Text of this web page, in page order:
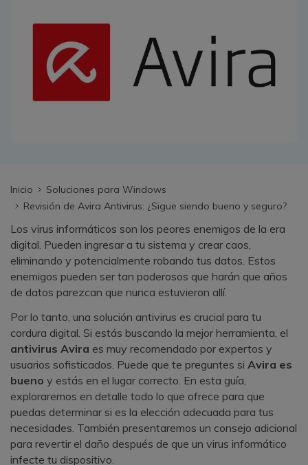
Recoverit Gratis
Recupera datos perdidos/eliminados gratis
Repairit - Reparar Datos
UBackit - Respaldar Datos
Inicio
Soluciones para Windows
Revisión de Avira Antivirus: ¿Sigue siendo bueno y seguro?
Los virus informáticos son los peores enemigos de la era
digital. Pueden ingresar a tu sistema y crear caos,
eliminando y potencialmente robando tus datos. Estos
enemigos pueden ser tan poderosos que harán que años
de datos parezcan que nunca estuvieron allí.
Por lo tanto, una solución antivirus es crucial para tu
cordura digital. Si estás buscando la mejor herramienta, el
antivirus Avira es muy recomendado por expertos y
usuarios sofisticados. Puede que te preguntes si Avira es
bueno y estás en el lugar correcto. En esta guía,
exploraremos en detalle todo lo que ofrece para que
puedas determinar si es la elección adecuada para tus
necesidades. También presentaremos un consejo adicional
para revertir el daño después de que un virus informático
infecte tu dispositivo.